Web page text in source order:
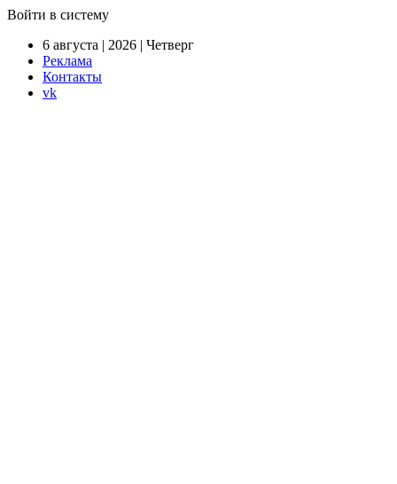
Войти в систему
6 августа | 2026 | Четверг
Реклама
Контакты
vk